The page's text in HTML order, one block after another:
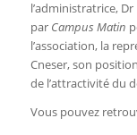
l’administratrice,
par Campus Matin
l’association, la
Cneser, son
de l’attractivité du
Vous pouvez